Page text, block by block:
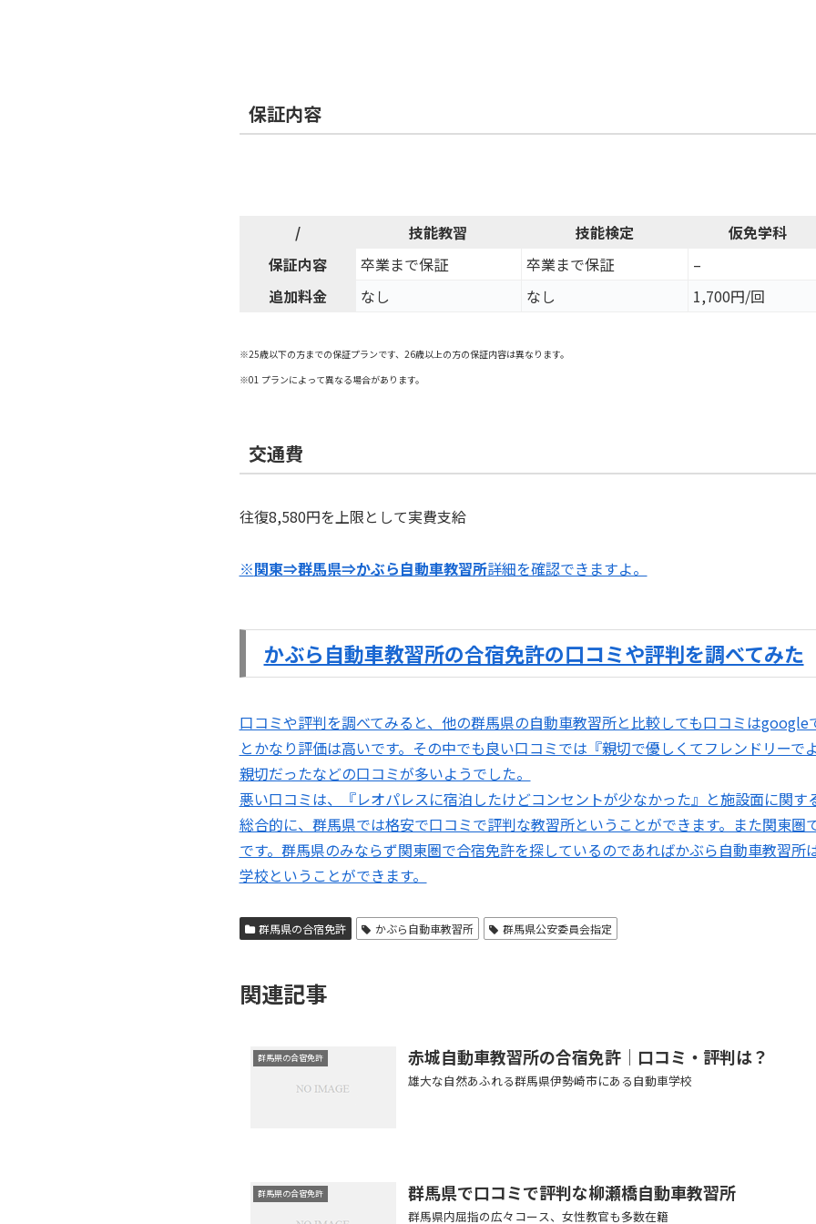
保証内容
/ 技能教習 技能検定
仮免学科
保証内容
卒業まで保証 卒業まで保証
–
追加料金
なし なし 1,700円/回
※25歳以下の方までの保証プランです、26歳以上の方の保証内容は異なります。
※01 プランによって異なる場合があります。
交通費
往復8,580円を上限として実費支給
※関東⇒群馬県⇒かぶら自動車教習所詳細を確認できますよ。
かぶら自動車教習所の合宿免許の口コミや評判を調べてみた
口コミや評判を調べてみると、他の群馬県の自動車教習所と比較しても口コミは
とかなり評価は高いです。その中でも良い口コミでは『親切で優しくてフレンドリーで
親切だったなどの口コミが多いようでした。
悪い口コミは、『レオパレスに宿泊したけどコンセントが少なかった』と施設面に関す
総合的に、群馬県では格安で口コミで評判な教習所ということができます。また関東圏
です。群馬県のみならず関東圏で合宿免許を探しているのであればかぶら自動車教習所
学校ということができます。
群馬県の合宿免許 かぶら自動車教習所 群馬県公安委員会指定
関連記事
群馬県の合宿免許 赤城自動車教習所の合宿免許│口コミ・評判は？
雄大な自然あふれる群馬県伊勢崎市にある自動車学校
群馬県の合宿免許 群馬県で口コミで評判な柳瀬橋自動車教習所
群馬県内屈指の広々コース、女性教官も多数在籍